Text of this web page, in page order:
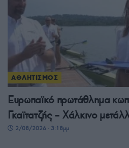
ΑΘΛΗΤΙΣΜΟΣ
Ευρωπαϊκό πρωτάθλημα
Γκαϊτατζής – Χάλκινο
2/08/2026 - 3:18μμ